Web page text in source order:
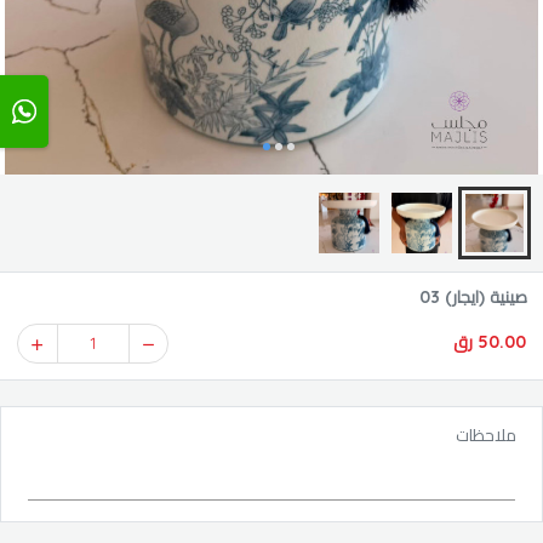
صينية (ايجار) 03
50.00 رق 1
ملاحظات